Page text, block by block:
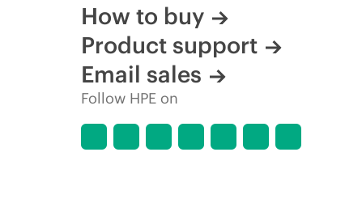
How to buy
Product support
Email sales
Follow HPE on